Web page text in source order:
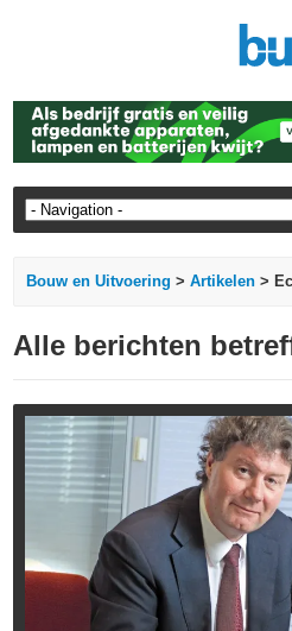
Bouw en Uitvoering >Artikelen >
Alle berichten